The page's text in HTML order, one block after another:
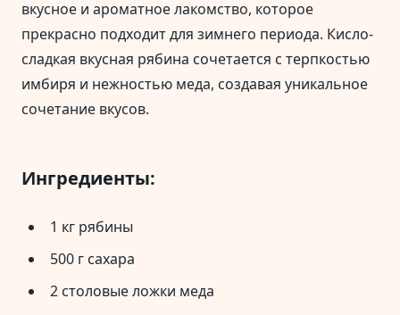
вкусное и ароматное лакомство, которое
прекрасно подходит для зимнего периода. Кисло-
сладкая вкусная рябина сочетается с терпкостью
имбиря и нежностью меда, создавая уникальное
сочетание вкусов.
Ингредиенты:
1 кг рябины
500 г сахара
2 столовые ложки меда